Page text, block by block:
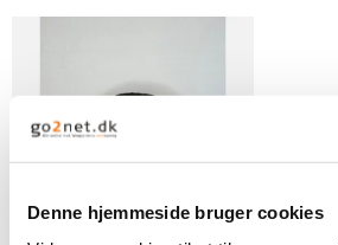
Denne hjemmeside bruger cookies